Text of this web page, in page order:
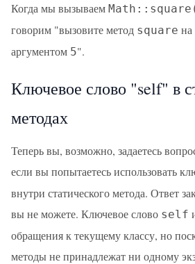
Когда мы вызываем
говорим "вызовите метод square на
аргументом 5".
Ключевое слово "self" в
методах
Теперь вы, возможно, задаетесь
если вы попытаетесь использовать
внутри статического метода. Ответ
вы не можете. Ключевое слово self
обращения к текущему классу, но
методы не принадлежат ни одному